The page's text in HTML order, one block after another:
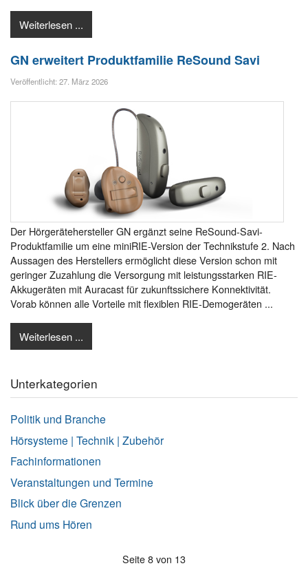
Weiterlesen ...
GN erweitert Produktfamilie ReSound Savi
Veröffentlicht: 27. März 2026
Der Hörgerätehersteller GN ergänzt seine ReSound-Savi-
Produktfamilie um eine miniRIE-Version der Technikstufe 2. Nach
Aussagen des Herstellers ermöglicht diese Version schon mit
geringer Zuzahlung die Versorgung mit leistungsstarken RIE-
Akkugeräten mit Auracast für zukunftssichere Konnektivität.
Vorab können alle Vorteile mit flexiblen RIE-Demogeräten ...
Weiterlesen ...
Unterkategorien
Politik und Branche
Hörsysteme | Technik | Zubehör
Fachinformationen
Veranstaltungen und Termine
Blick über die Grenzen
Rund ums Hören
Seite 8 von 13